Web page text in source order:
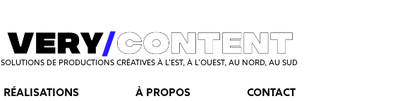
SOLUTIONS DE PRODUCTIONS CRÉATIVES À L’EST, À L’OUEST, AU NORD, AU SUD
RÉALISATIONS À PROPOS CONTACT